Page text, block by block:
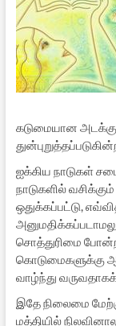
கடுமையான
ஐக்கிய நாடுகள்
நாடுகளில்
ஒதுக்கப்பட்டு,
சொத்துரிமை
கொடுமைகளுக்கு
வாழ்ந்து வருவதாகக்
இதே நிலைமை
மத்தியில்